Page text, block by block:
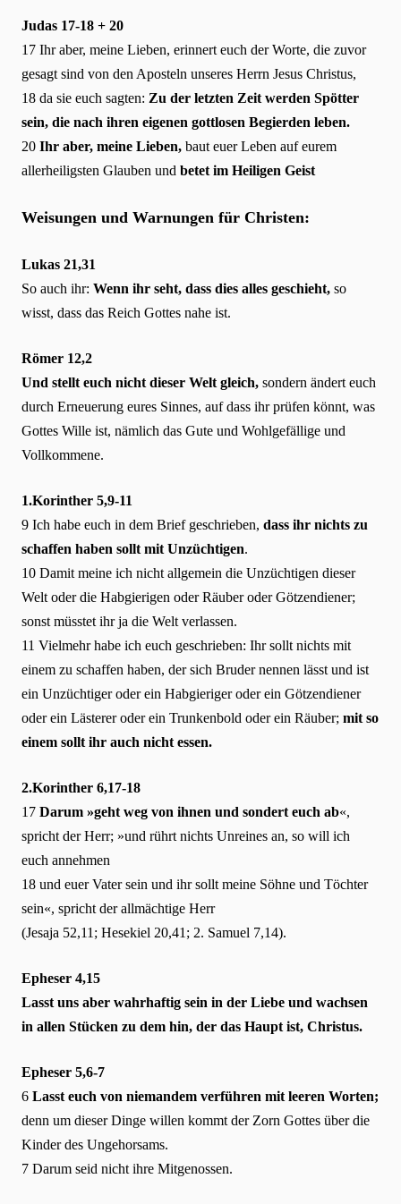
Judas 17-18 + 20
17 Ihr aber, meine Lieben, erinnert euch der Worte, die zuvor
gesagt sind von den Aposteln unseres Herrn Jesus Christus,
18 da sie euch sagten: Zu der letzten Zeit werden Spötter
sein, die nach ihren eigenen gottlosen Begierden leben.
20 Ihr aber, meine Lieben, baut euer Leben auf eurem
allerheiligsten Glauben und betet im Heiligen Geist
Weisungen und Warnungen für Christen:
Lukas 21,31
So auch ihr: Wenn ihr seht, dass dies alles geschieht, so
wisst, dass das Reich Gottes nahe ist.
Römer 12,2
Und stellt euch nicht dieser Welt gleich, sondern ändert euch
durch Erneuerung eures Sinnes, auf dass ihr prüfen könnt, was
Gottes Wille ist, nämlich das Gute und Wohlgefällige und
Vollkommene.
1.Korinther 5,9-11
9 Ich habe euch in dem Brief geschrieben, dass ihr nichts zu
schaffen haben sollt mit Unzüchtigen.
10 Damit meine ich nicht allgemein die Unzüchtigen dieser
Welt oder die Habgierigen oder Räuber oder Götzendiener;
sonst müsstet ihr ja die Welt verlassen.
11 Vielmehr habe ich euch geschrieben: Ihr sollt nichts mit
einem zu schaffen haben, der sich Bruder nennen lässt und ist
ein Unzüchtiger oder ein Habgieriger oder ein Götzendiener
oder ein Lästerer oder ein Trunkenbold oder ein Räuber; mit so
einem sollt ihr auch nicht essen.
2.Korinther 6,17-18
17 Darum »geht weg von ihnen und sondert euch ab«,
spricht der Herr; »und rührt nichts Unreines an, so will ich
euch annehmen
18 und euer Vater sein und ihr sollt meine Söhne und Töchter
sein«, spricht der allmächtige Herr
(Jesaja 52,11; Hesekiel 20,41; 2. Samuel 7,14).
Epheser 4,15
Lasst uns aber wahrhaftig sein in der Liebe und wachsen
in allen Stücken zu dem hin, der das Haupt ist, Christus.
Epheser 5,6-7
6 Lasst euch von niemandem verführen mit leeren Worten;
denn um dieser Dinge willen kommt der Zorn Gottes über die
Kinder des Ungehorsams.
7 Darum seid nicht ihre Mitgenossen.